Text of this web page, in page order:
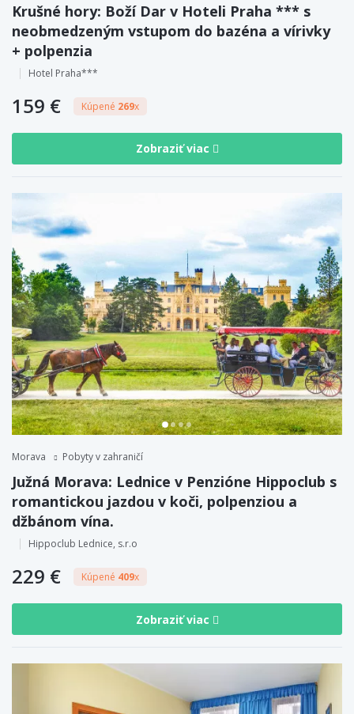
Krušné hory: Boží Dar v Hoteli Praha *** s
neobmedzeným vstupom do bazéna a vírivky
+ polpenzia
Hotel Praha***
159 € Kúpené 269x
Zobraziť viac
Morava Pobyty v zahraničí
Južná Morava: Lednice v Penzióne Hippoclub s
romantickou jazdou v koči, polpenziou a
džbánom vína.
Hippoclub Lednice, s.r.o
229 € Kúpené 409x
Zobraziť viac